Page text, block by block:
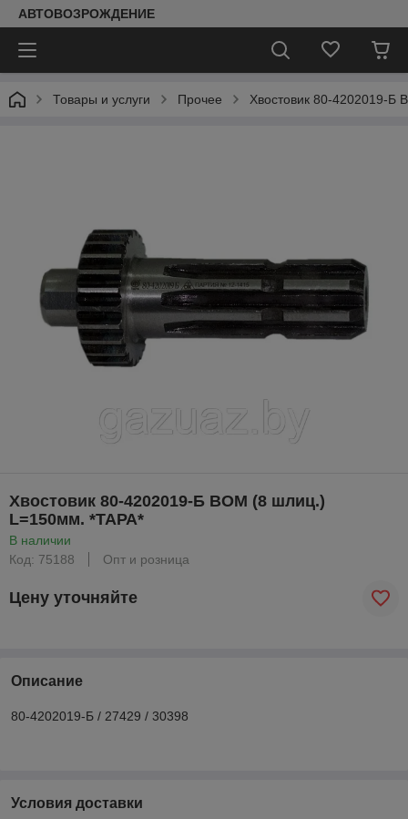
АВТОВОЗРОЖДЕНИЕ
Товары и услуги Прочее Хвостовик 80-4202019-
Хвостовик 80-4202019-Б ВОМ (8 шлиц.)
L=150мм. *ТАРА*
В наличии
Код: 75188
Опт и розница
Цену уточняйте
Описание
80-4202019-Б / 27429 / 30398
Условия доставки